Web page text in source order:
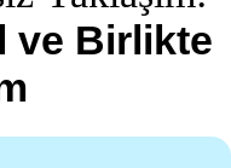
ve Birlikte